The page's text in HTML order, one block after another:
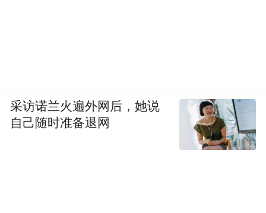
采访诺兰火遍外网后，她说
自己随时准备退网